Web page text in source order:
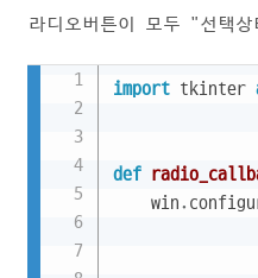
라디오버튼이 모두 "선택상
import tkinter
def
    win
.